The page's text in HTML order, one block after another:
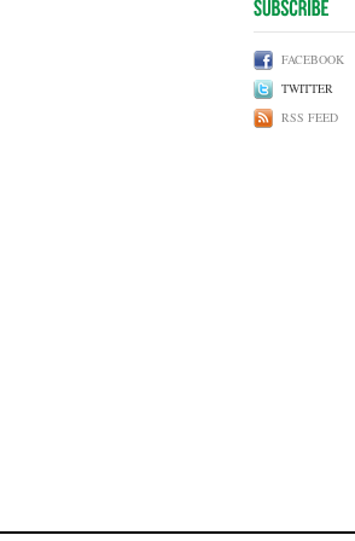
FACEBOOK
TWITTER
RSS FEED